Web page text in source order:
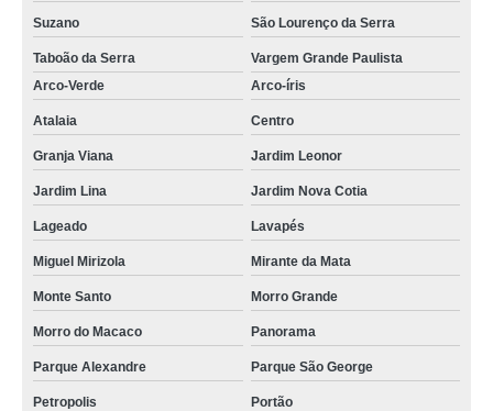
Suzano São Lourenço da Serra
Taboão da Serra
Vargem Grande Paulista
Arco-Verde
Arco-íris
Atalaia Centro
Granja Viana Jardim Leonor
Jardim Lina Jardim Nova Cotia
Lageado Lavapés
Miguel Mirizola Mirante da Mata
Monte Santo Morro Grande
Morro do Macaco Panorama
Parque Alexandre Parque São George
Petropolis Portão